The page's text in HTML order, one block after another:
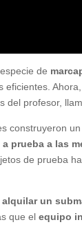
de
eficientes.
del profesor,
construyeron
a prueba a las
de prueba
alquilar un
que elequipo